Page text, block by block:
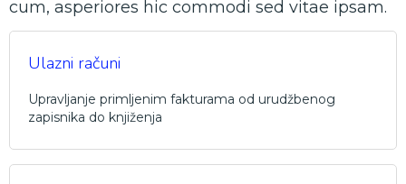
cum, asperiores hic commodi sed vitae ipsam.
Ulazni računi
Upravljanje primljenim fakturama od urudžbenog
zapisnika do knjiženja